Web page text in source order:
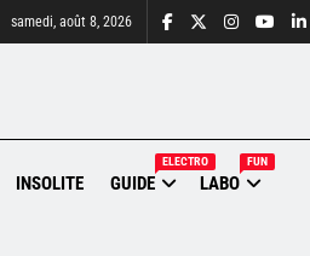
samedi, août 8, 2026
INSOLITE GUIDE
ELECTRO
LABO
FUN